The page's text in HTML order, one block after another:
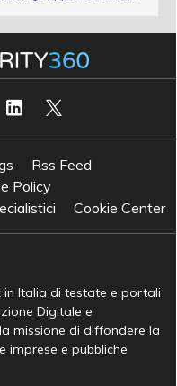
Rss Feed
Policy
Cookie Center
Italia di testate e portali
Digitale e
missione di diffondere la
imprese e pubbliche